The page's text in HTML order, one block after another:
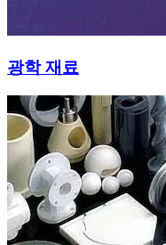
광학 재료